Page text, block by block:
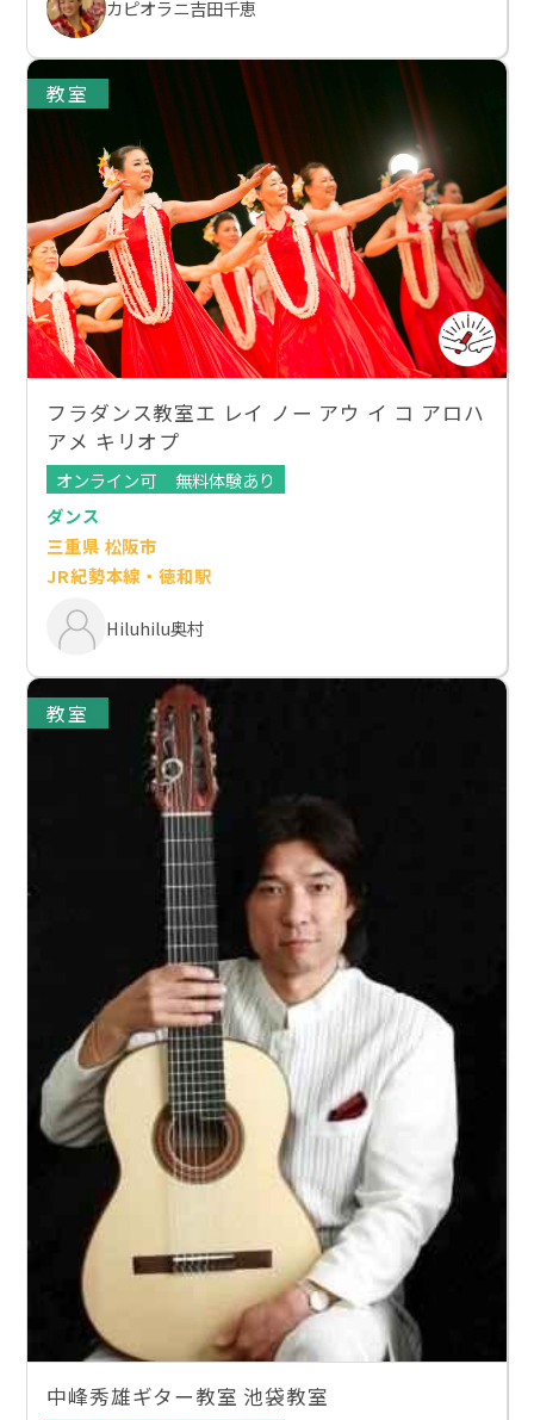
カピオラニ吉田千恵
教室
フラダンス教室エ レイ ノー アウ イ コ アロハ
アメ キリオプ
オンライン可
無料体験あり
ダンス
三重県 松阪市
JR紀勢本線・徳和駅
Hiluhilu奥村
教室
中峰秀雄ギター教室 池袋教室